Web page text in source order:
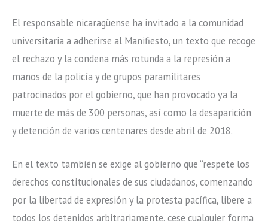
El responsable nicaragüense ha invitado a la comunidad
universitaria a adherirse al Manifiesto, un texto que recoge
el rechazo y la condena más rotunda a la represión a
manos de la policía y de grupos paramilitares
patrocinados por el gobierno, que han provocado ya la
muerte de más de 300 personas, así como la desaparición
y detención de varios centenares desde abril de 2018.
En el texto también se exige al gobierno que “respete los
derechos constitucionales de sus ciudadanos, comenzando
por la libertad de expresión y la protesta pacífica, libere a
todos los detenidos arbitrariamente, cese cualquier forma